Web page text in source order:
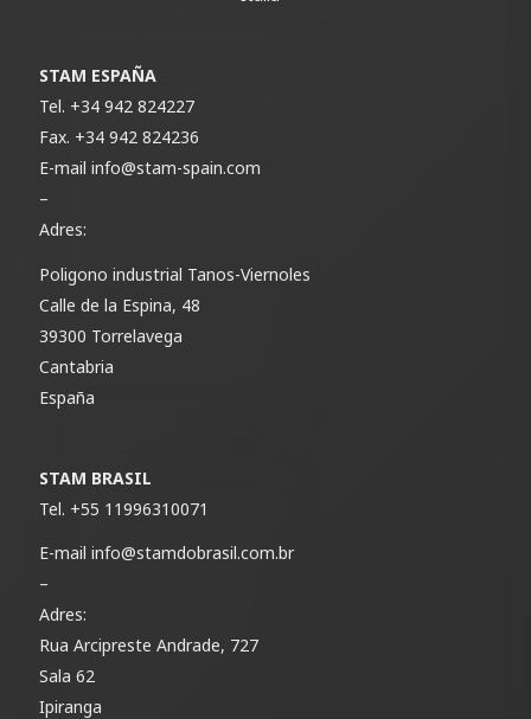
STAM ESPAÑA
Tel. +34 942 824227
Fax. +34 942 824236
E-mailinfo@stam-spain.com
–
Adres:
Poligono industrial Tanos-Viernoles
Calle de la Espina, 48
39300 Torrelavega
Cantabria
España
STAM BRASIL
Tel. +55 11996310071
E-mailinfo@stamdobrasil.com.br
–
Adres:
Rua Arcipreste Andrade, 727
Sala 62
Ipiranga